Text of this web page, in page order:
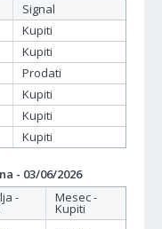
Signal
Kupiti
Kupiti
Prodati
Kupiti
Kupiti
Kupiti
- 03/06/2026
- Mesec -
Kupiti